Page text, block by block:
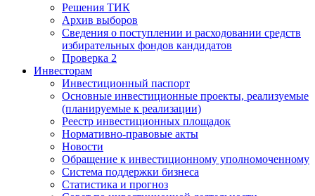
Решения ТИК
Архив выборов
Сведения о поступлении и расходовании средств
избирательных фондов кандидатов
Проверка 2
Инвесторам
Инвестиционный паспорт
Основные инвестиционные проекты, реализуемые
(планируемые к реализации)
Реестр инвестиционных площадок
Нормативно-правовые акты
Новости
Обращение к инвестиционному уполномоченному
Система поддержки бизнеса
Статистика и прогноз